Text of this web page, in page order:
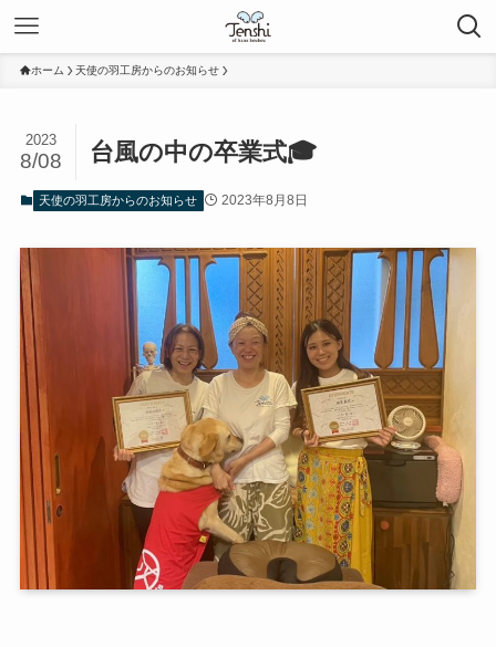
ホーム 天使の羽工房からのお知らせ
台風の中の卒業式🎓
2023
8/08
天使の羽工房からのお知らせ 2023年8月8日